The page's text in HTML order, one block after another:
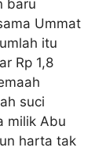
baru
Ummat
itu
Rp 1,8
suci
milik Abu
harta tak